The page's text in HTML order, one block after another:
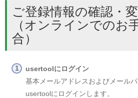
ご登録情報の確認・
（オンラインでのお
合）
usertoolにログイン
基本メールアドレスおよびメール
usertoolにログインします。